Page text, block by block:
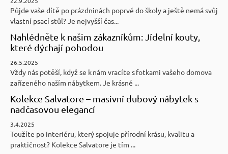
Půjde vaše dítě po prázdninách poprvé do školy a ještě nemá svůj
vlastní psací stůl? Je nejvyšší čas...
Nahlédněte k našim zákazníkům: Jídelní kouty,
které dýchají pohodou
26.5.2025
Vždy nás potěší, když se k nám vracíte s fotkami vašeho domova
zařízeného naším nábytkem. Je krásné ...
Kolekce Salvatore – masivní dubový nábytek s
nadčasovou elegancí
3.4.2025
Toužíte po interiéru, který spojuje přírodní krásu, kvalitu a
praktičnost? Kolekce Salvatore je tím ...